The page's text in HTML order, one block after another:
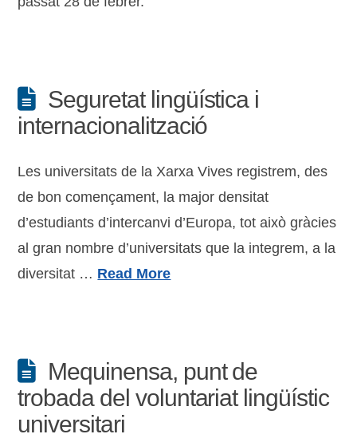
Seguretat lingüística i
internacionalització
Les universitats de la Xarxa Vives registrem, des
de bon començament, la major densitat
d’estudiants d’intercanvi d’Europa, tot això gràcies
al gran nombre d’universitats que la integrem, a la
diversitat … Read More
Mequinensa, punt de
trobada del voluntariat lingüístic
universitari